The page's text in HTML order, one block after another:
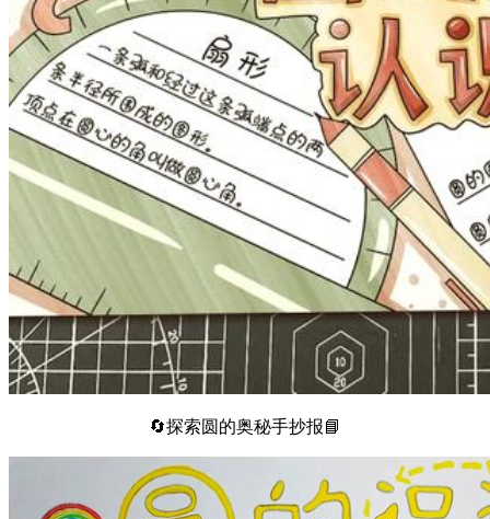
🔄探索圆的奥秘手抄报📘